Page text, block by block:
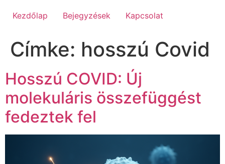
Kezdőlap Bejegyzések Kapcsolat
Címke: hosszú Covid
Hosszú COVID: Új
molekuláris összefüggést
fedeztek fel